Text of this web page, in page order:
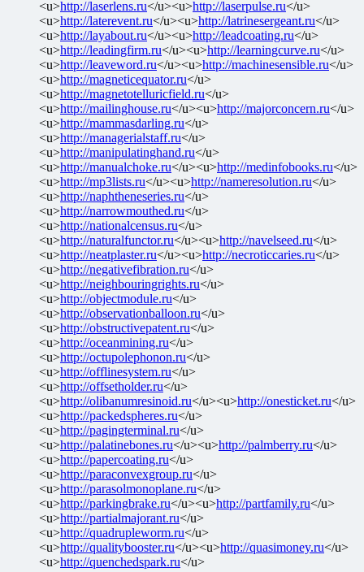
<u>http://laserlens.ru</u><u>http://laserpulse.ru</u>
<u>http://laterevent.ru</u><u>http://latrinesergeant.ru</u>
<u>http://layabout.ru</u><u>http://leadcoating.ru</u>
<u>http://leadingfirm.ru</u><u>http://learningcurve.ru</u>
<u>http://leaveword.ru</u><u>http://machinesensible.ru</u>
<u>http://magneticequator.ru</u>
<u>http://magnetotelluricfield.ru</u>
<u>http://mailinghouse.ru</u><u>http://majorconcern.ru</u>
<u>http://mammasdarling.ru</u>
<u>http://managerialstaff.ru</u>
<u>http://manipulatinghand.ru</u>
<u>http://manualchoke.ru</u><u>http://medinfobooks.ru</u>
<u>http://mp3lists.ru</u><u>http://nameresolution.ru</u>
<u>http://naphtheneseries.ru</u>
<u>http://narrowmouthed.ru</u>
<u>http://nationalcensus.ru</u>
<u>http://naturalfunctor.ru</u><u>http://navelseed.ru</u>
<u>http://neatplaster.ru</u><u>http://necroticcaries.ru</u>
<u>http://negativefibration.ru</u>
<u>http://neighbouringrights.ru</u>
<u>http://objectmodule.ru</u>
<u>http://observationballoon.ru</u>
<u>http://obstructivepatent.ru</u>
<u>http://oceanmining.ru</u>
<u>http://octupolephonon.ru</u>
<u>http://offlinesystem.ru</u>
<u>http://offsetholder.ru</u>
<u>http://olibanumresinoid.ru</u><u>http://onesticket.ru</u>
<u>http://packedspheres.ru</u>
<u>http://pagingterminal.ru</u>
<u>http://palatinebones.ru</u><u>http://palmberry.ru</u>
<u>http://papercoating.ru</u>
<u>http://paraconvexgroup.ru</u>
<u>http://parasolmonoplane.ru</u>
<u>http://parkingbrake.ru</u><u>http://partfamily.ru</u>
<u>http://partialmajorant.ru</u>
<u>http://quadrupleworm.ru</u>
<u>http://qualitybooster.ru</u><u>http://quasimoney.ru</u>
<u>http://quenchedspark.ru</u>